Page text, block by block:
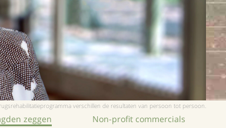
verschillen de resultaten van persoon tot persoon.
zeggen Non-profit commercials